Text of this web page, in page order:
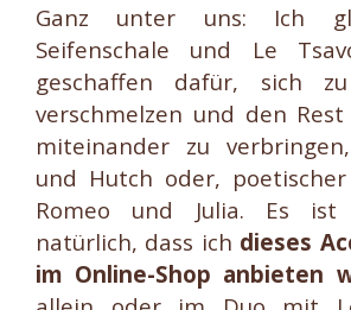
Ganz unter uns: Ich
Seifenschale und Le
geschaffen dafür, sich
verschmelzen und den
miteinander zu
und Hutch oder, poetischer
Romeo und Julia. Es ist
natürlich, dass ich dieses
im Online-Shop anbieten